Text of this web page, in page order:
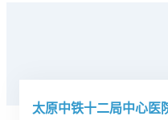
太原中铁十二局中心医